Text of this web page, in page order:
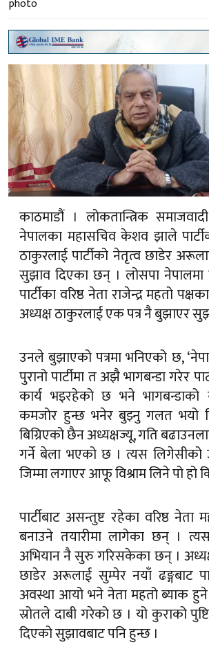
काठमाडौं । लोकतान्त्रिक
नेपालका महासचिव केशव झाले
ठाकुरलाई पार्टीको नेतृत्व छाडेर
सुझाव दिएका छन् । लोसपा नेपालमा
पार्टीका वरिष्ठ नेता राजेन्द्र महतो
अध्यक्ष ठाकुरलाई एक पत्र नै बुझाएर
उनले बुझाएको पत्रमा भनिएको छ,
पुरानो पार्टीमा त अझै भागबन्डा गरेर
कार्य भइरहेको छ भने भागबन्डाको
कमजोर हुन्छ भनेर बुझ्नु गलत
बिग्रिएको छैन अध्यक्षज्यू, गति
गर्ने बेला भएको छ । त्यस लिगेसीको
जिम्मा लगाएर आफू विश्राम लिने पो हो
पार्टीबाट असन्तुष्ट रहेका वरिष्ठ नेता
बनाउने तयारीमा लागेका छन् ।
अभियान नै सुरु गरिसकेका छन् ।
छाडेर अरूलाई सुम्पेर नयाँ ढङ्गबाट
अवस्था आयो भने नेता महतो ब्याक
स्रोतले दाबी गरेको छ । यो कुराको
दिएको सुझावबाट पनि हुन्छ ।